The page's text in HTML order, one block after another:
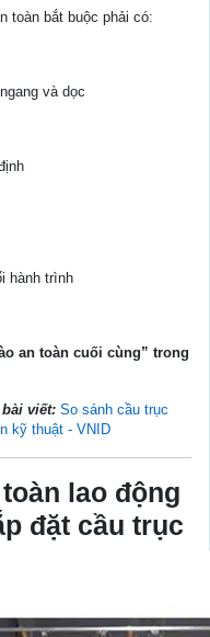
toàn bắt buộc phải có:
và dọc
hành trình
an toàn cuối cùng” trong
viết: So sánh cầu trục
kỹ thuật - VNID
lao động
đặt cầu trục